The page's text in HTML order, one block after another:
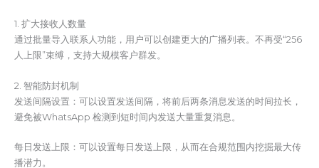
1. 扩大接收人数量
通过批量导入联系人功能，用户可以创建更大的广播列表。不再受“256
人上限”束缚，支持大规模客户群发。
2. 智能防封机制
发送间隔设置：可以设置发送间隔，将前后两条消息发送的时间拉长，
避免被WhatsApp 检测到短时间内发送大量重复消息。
每日发送上限：可以设置每日发送上限，从而在合规范围内挖掘最大传
播潜力。